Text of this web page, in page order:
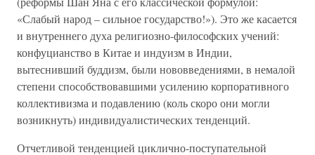
«Слабый народ – сильное государство!»). Это же касается
и внутреннего духа религиозно-философских учений:
конфуцианство в Китае и индуизм в Индии,
вытеснивший буддизм, были нововведениями, в немалой
степени способствовавшими усилению корпоративного
коллективизма и подавлению (коль скоро они могли
возникнуть) индивидуалистических тенденций.
Отчетливой тенденцией циклично-поступательной